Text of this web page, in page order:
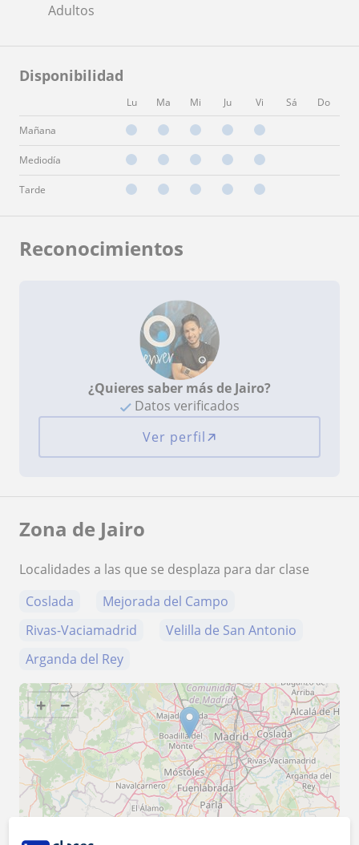
Adultos
Disponibilidad
Lu Ma Mi Ju Vi Sá Do
Mañana
Mediodía
Tarde
Reconocimientos
¿Quieres saber más de Jairo?
Datos verificados
Ver perfil
Zona de Jairo
Localidades a las que se desplaza para dar clase
Coslada
Mejorada del Campo
Rivas-Vaciamadrid
Velilla de San Antonio
Arganda del Rey
+ −